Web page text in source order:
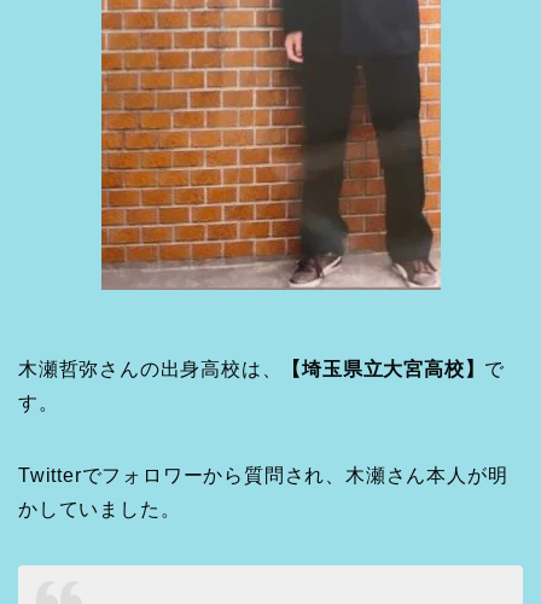
木瀬哲弥さんの出身高校は、 【埼玉県立大宮高校】 で
す。
Twitterでフォロワーから質問され、木瀬さん本人が明
かしていました。